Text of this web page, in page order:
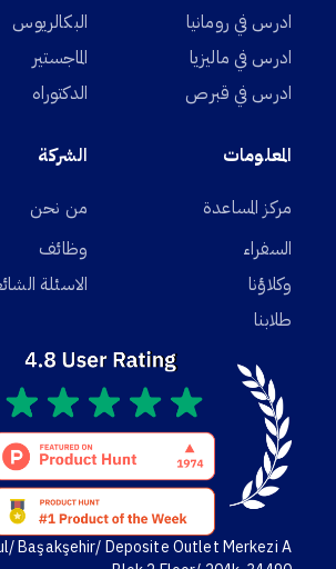
ادرس في رومانيا
ادرس في ماليزيا
ادرس في قبرص
البكالريوس
الماجستير
الدكتوراه
المعلومات
مركز المساعدة
السفراء
وكلاؤنا
طلابنا
الشركة
من نحن
وظائف
الاسئلة
Başakşehir/ Deposite Outlet Merkezi A